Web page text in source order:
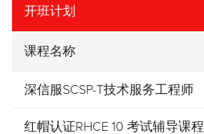
开班计划
课程名称
深信服SCSP-T技术服务工程师
红帽认证RHCE 10 考试辅导课程